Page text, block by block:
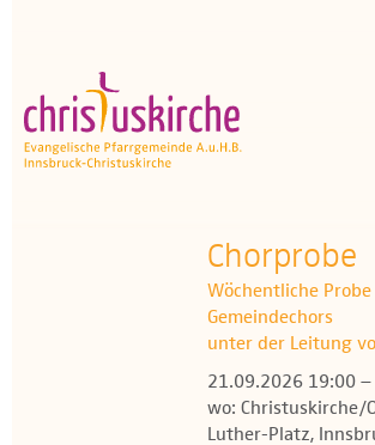
Unser Angebot
OEZ
Wissenswertes
Medien
Kontakt
Chorprobe
Wöchentliche Probe
Gemeindechors
unter der Leitung
21.09.2026 19:00
wo: Christuskirche/
Luther-Platz,